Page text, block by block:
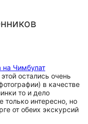
на Чимбулат
остались очень
в качестве
то и дело
только интересно, но
от обеих экскурсий